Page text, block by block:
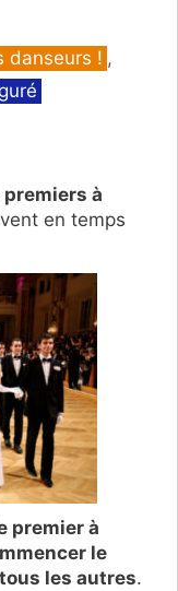
danseurs ! ,
à
en temps
premier à
le
les autres.